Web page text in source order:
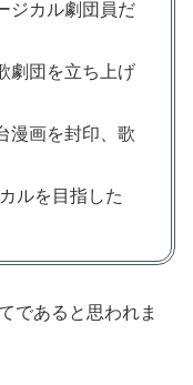
ジカル劇団員だ
劇団を立ち上げ
漫画を封印、歌
ルを目指した
であると思われま